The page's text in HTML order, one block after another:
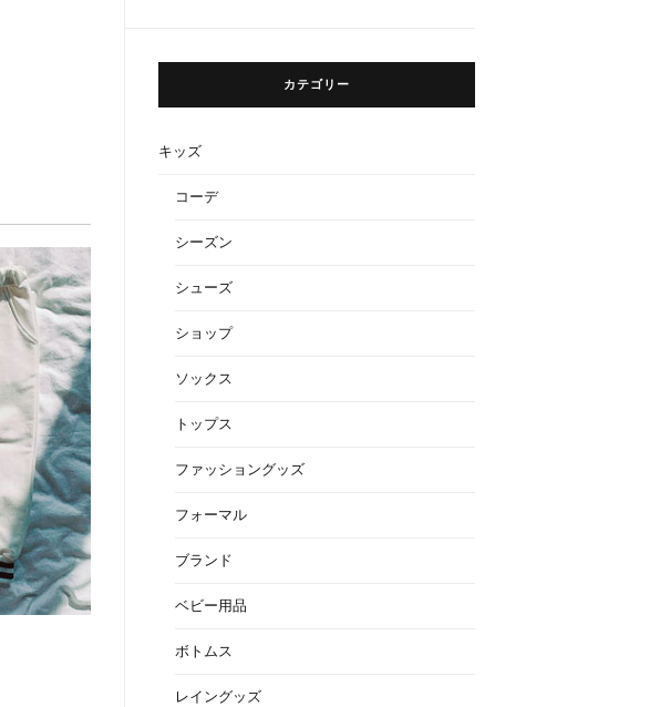
カテゴリー
キッズ
コーデ
シーズン
シューズ
ショップ
ソックス
トップス
ファッショングッズ
フォーマル
ブランド
ベビー用品
ボトムス
レイングッズ